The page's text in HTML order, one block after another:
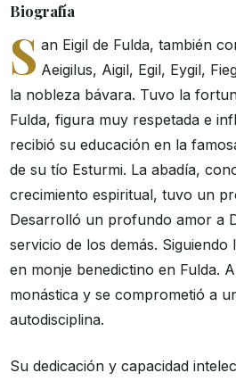
Biografía
S an Eigil de Fulda, también
Aeigilus, Aigil, Egil, Eygil,
la nobleza bávara. Tuvo la
Fulda, figura muy respetada e
recibió su educación en la
de su tío Esturmi. La abadía,
crecimiento espiritual, tuvo un
Desarrolló un profundo amor a
servicio de los demás.
en monje benedictino en Fulda.
monástica y se comprometió a
autodisciplina.
Su dedicación y capacidad